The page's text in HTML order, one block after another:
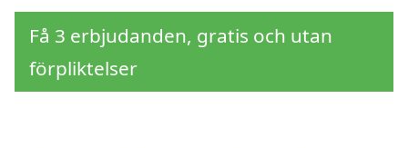
Få 3 erbjudanden, gratis och utan
förpliktelser